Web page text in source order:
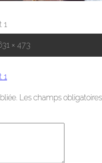
1
× 473
1
Les champs obligatoires